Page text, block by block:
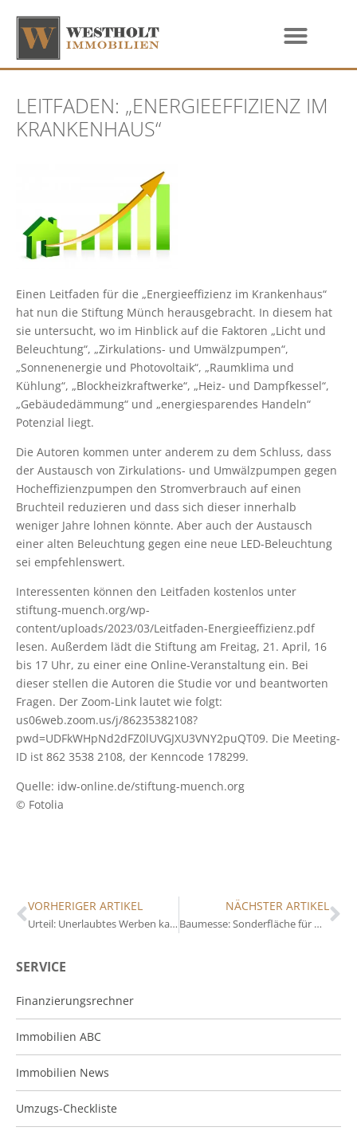
SERVICE
Finanzierungsrechner
Immobilien ABC
Immobilien News
Umzugs-Checkliste
LEITFADEN: „ENERGIEEFFIZIENZ IM
KRANKENHAUS“
Einen Leitfaden für die „Energieeffizienz im Krankenhaus“
hat nun die Stiftung Münch herausgebracht. In diesem hat
sie untersucht, wo im Hinblick auf die Faktoren „Licht und
Beleuchtung“, „Zirkulations- und Umwälzpumpen“,
„Sonnenenergie und Photovoltaik“, „Raumklima und
Kühlung“, „Blockheizkraftwerke“, „Heiz- und Dampfkessel“,
„Gebäudedämmung“ und „energiesparendes Handeln“
Potenzial liegt.
Die Autoren kommen unter anderem zu dem Schluss, dass
der Austausch von Zirkulations- und Umwälzpumpen gegen
Hocheffizienzpumpen den Stromverbrauch auf einen
Bruchteil reduzieren und dass sich dieser innerhalb
weniger Jahre lohnen könnte. Aber auch der Austausch
einer alten Beleuchtung gegen eine neue LED-Beleuchtung
sei empfehlenswert.
Interessenten können den Leitfaden kostenlos unter
stiftung-muench.org/wp-
content/uploads/2023/03/Leitfaden-Energieeffizienz.pdf
lesen. Außerdem lädt die Stiftung am Freitag, 21. April, 16
bis 17 Uhr, zu einer eine Online-Veranstaltung ein. Bei
dieser stellen die Autoren die Studie vor und beantworten
Fragen. Der Zoom-Link lautet wie folgt:
us06web.zoom.us/j/86235382108?
pwd=UDFkWHpNd2dFZ0lUVGJXU3VNY2puQT09. Die Meeting-
ID ist 862 3538 2108, der Kenncode 178299.
Quelle: idw-online.de/stiftung-muench.org
© Fotolia
VORHERIGER ARTIKEL
Urteil: Unerlaubtes Werben kann Umzugsunternehmen eine Viertelmillion kosten
NÄCHSTER ARTIKEL
Baumesse: Sonderfläche für Modulbau